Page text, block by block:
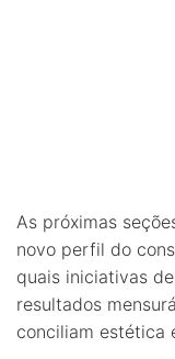
As próximas
novo perfil do
quais iniciativas
resultados
conciliam estética